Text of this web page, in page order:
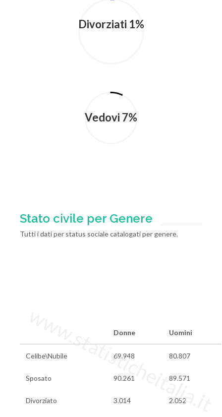
Divorziati 1%
Vedovi 7%
Stato civile per Genere
Tutti i dati per status sociale catalogati per genere.
www.statisticheitalia.it
Donne Uomini
Celibe\Nubile 69.948 80.807
Sposato 90.261 89.571
Divorziato 3.014 2.052